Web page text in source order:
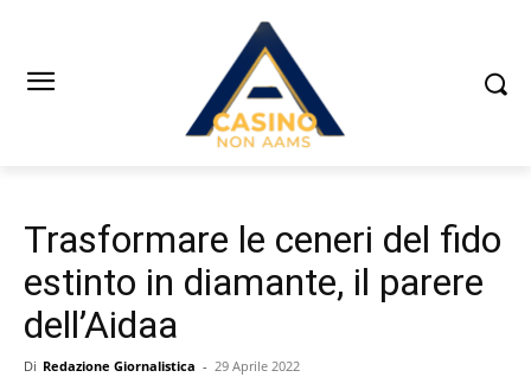
Trasformare le ceneri del fido
estinto in diamante, il parere
dell’Aidaa
Di Redazione Giornalistica - 29 Aprile 2022